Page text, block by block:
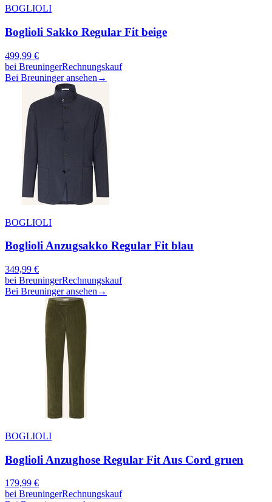
BOGLIOLI
Boglioli Sakko Regular Fit beige
499,99 €
bei BreuningerRechnungskauf
Bei Breuninger ansehen →
BOGLIOLI
Boglioli Anzugsakko Regular Fit blau
349,99 €
bei BreuningerRechnungskauf
Bei Breuninger ansehen →
BOGLIOLI
Boglioli Anzughose Regular Fit Aus Cord gruen
179,99 €
bei BreuningerRechnungskauf